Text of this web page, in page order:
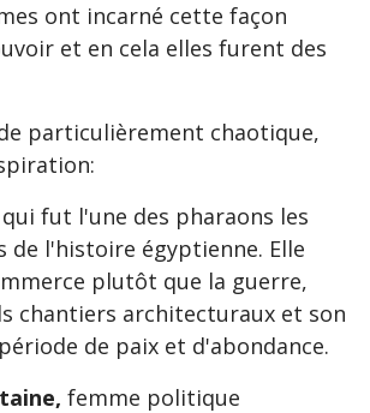
ont incarné cette façon
et en cela elles furent des
particulièrement chaotique,
qui fut l'une des pharaons les
de l'histoire égyptienne. Elle
plutôt que la guerre,
chantiers architecturaux et son
de paix et d'abondance.
femme politique